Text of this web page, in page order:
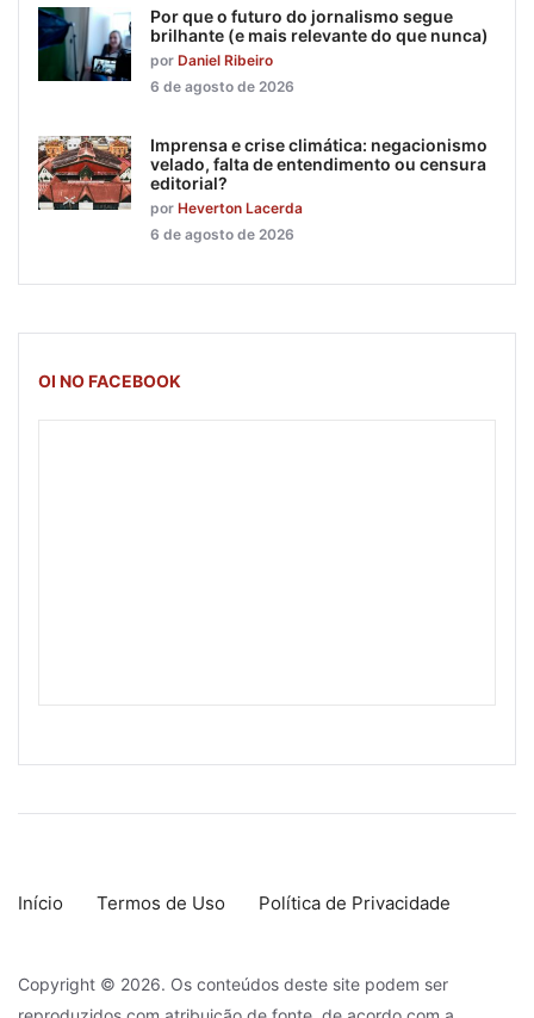
Por que o futuro do jornalismo segue
brilhante (e mais relevante do que nunca)
por Daniel Ribeiro
6 de agosto de 2026
Imprensa e crise climática: negacionismo
velado, falta de entendimento ou censura
editorial?
por Heverton Lacerda
6 de agosto de 2026
OI NO FACEBOOK
Início Termos de Uso Política de Privacidade
Copyright © 2026. Os conteúdos deste site podem ser